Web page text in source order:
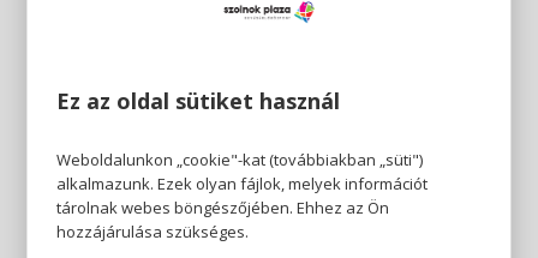
Ez az oldal sütiket használ
Weboldalunkon „cookie"-kat (továbbiakban „süti")
alkalmazunk. Ezek olyan fájlok, melyek információt
tárolnak webes böngészőjében. Ehhez az Ön
hozzájárulása szükséges.